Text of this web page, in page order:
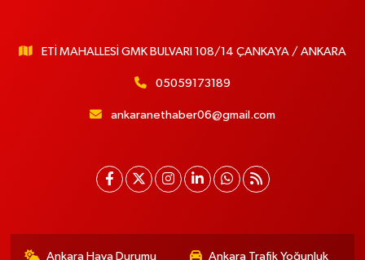
ETİ MAHALLESİ GMK BULVARI 108/14 ÇANKAYA / ANKARA
05059173189
ankaranethaber06@gmail.com
Ankara Hava Durumu Ankara Trafik Yoğunluk